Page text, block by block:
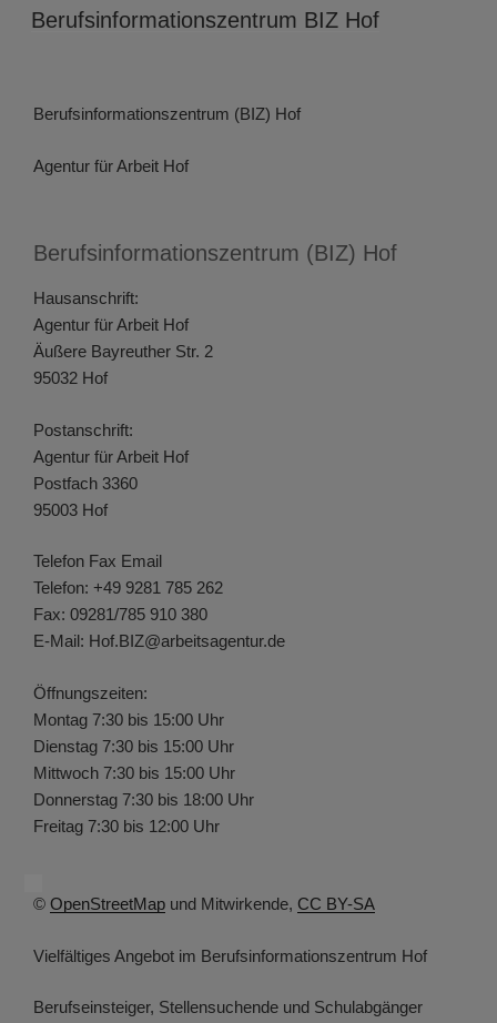
AM
Berufsinformationszentrum BIZ Hof
Berufsinformationszentrum (BIZ) Hof
Agentur für Arbeit Hof
Berufsinformationszentrum (BIZ) Hof
Hausanschrift:
Agentur für Arbeit Hof
Äußere Bayreuther Str. 2
95032 Hof
Postanschrift:
Agentur für Arbeit Hof
Postfach 3360
95003 Hof
Telefon Fax Email
Telefon: +49 9281 785 262
Fax: 09281/785 910 380
E-Mail: Hof.BIZ@arbeitsagentur.de
Öffnungszeiten:
Montag 7:30 bis 15:00 Uhr
Dienstag 7:30 bis 15:00 Uhr
Mittwoch 7:30 bis 15:00 Uhr
Donnerstag 7:30 bis 18:00 Uhr
Freitag 7:30 bis 12:00 Uhr
© OpenStreetMap und Mitwirkende, CC BY-SA
Vielfältiges Angebot im Berufsinformationszentrum Hof
Berufseinsteiger, Stellensuchende und Schulabgänger